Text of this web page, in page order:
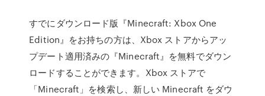
すでにダウンロード版『Minecraft: Xbox One
Edition』をお持ちの方は、Xbox ストアからアッ
プデート適用済みの『Minecraft』を無料でダウン
ロードすることができます。Xbox ストアで
「Minecraft」を検索し、新しい Minecraft をダウ